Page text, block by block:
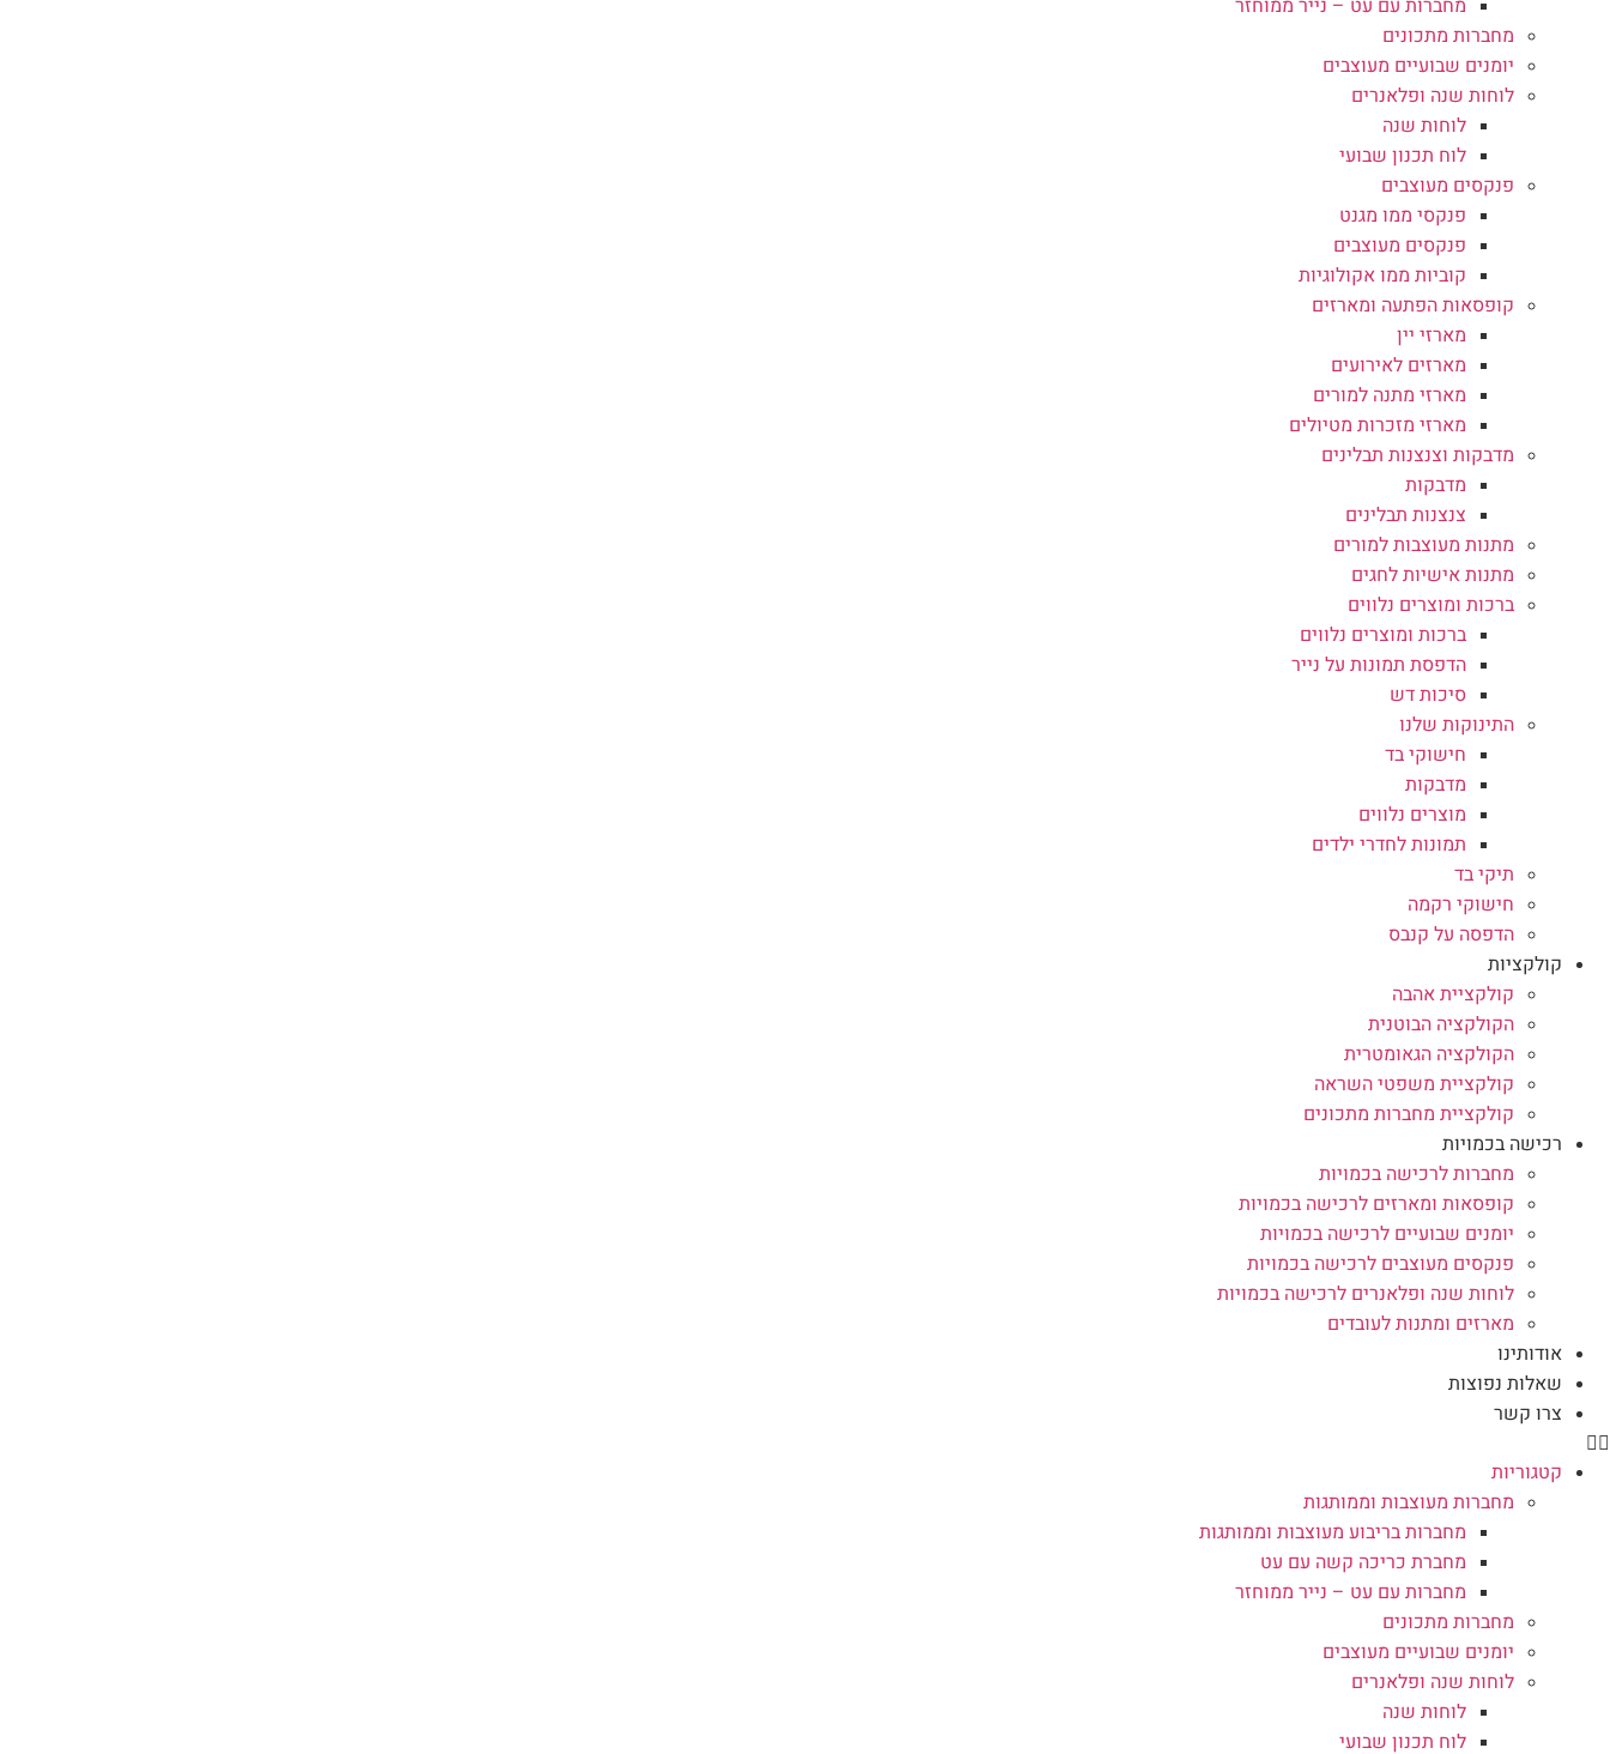
מחברות מתכונים
יומנים שבועיים מעוצבים
לוחות שנה ופלאנרים
לוחות שנה
לוח תכנון שבועי
פנקסים מעוצבים
פנקסי ממו מגנט
פנקסים מעוצבים
קוביות ממו אקולוגיות
קופסאות הפתעה ומארזים
מארזי יין
מארזים לאירועים
מארזי מתנה למורים
מארזי מזכרות מטיולים
מדבקות וצנצנות תבלינים
מדבקות
צנצנות תבלינים
מתנות מעוצבות למורים
מתנות אישיות לחגים
ברכות ומוצרים נלווים
ברכות ומוצרים נלווים
הדפסת תמונות על נייר
סיכות דש
התינוקות שלנו
חישוקי בד
מדבקות
מוצרים נלווים
תמונות לחדרי ילדים
תיקי בד
חישוקי רקמה
הדפסה על קנבס
קולקציות
קולקציית אהבה
הקולקציה הבוטנית
הקולקציה הגאומטרית
קולקציית משפטי השראה
קולקציית מחברות מתכונים
רכישה בכמויות
מחברות לרכישה בכמויות
קופסאות ומארזים לרכישה בכמויות
יומנים שבועיים לרכישה בכמויות
פנקסים מעוצבים לרכישה בכמויות
לוחות שנה ופלאנרים לרכישה בכמויות
מארזים ומתנות לעובדים
אודותינו
שאלות נפוצות
צרו קשר
קטגוריות
מחברות מעוצבות וממותגות
מחברות בריבוע מעוצבות וממותגות
מחברת כריכה קשה עם עט
מחברות עם עט – נייר ממוחזר
מחברות מתכונים
יומנים שבועיים מעוצבים
לוחות שנה ופלאנרים
לוחות שנה
לוח תכנון שבועי